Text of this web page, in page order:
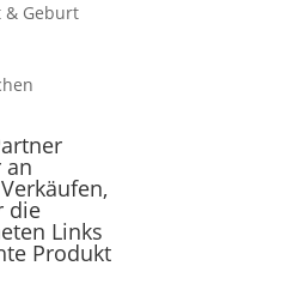
& Geburt
an
die
Links
Produkt